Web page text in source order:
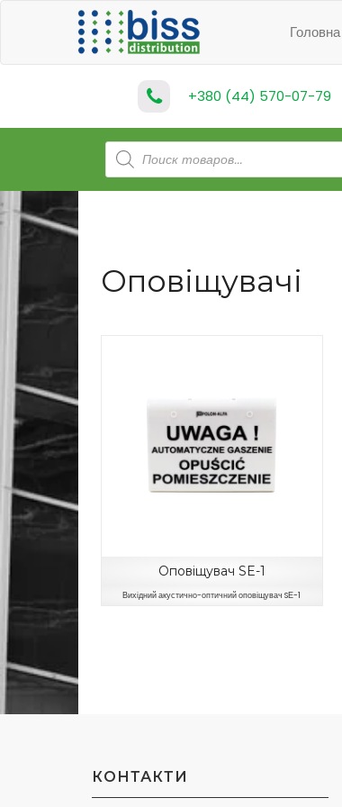
Головна
+380 (44) 570-07-79
Products
search
Оповіщувачі
Оповіщувач SE-1
Вихідний акустично-оптичний оповіщувач SЕ-1
КОНТАКТИ